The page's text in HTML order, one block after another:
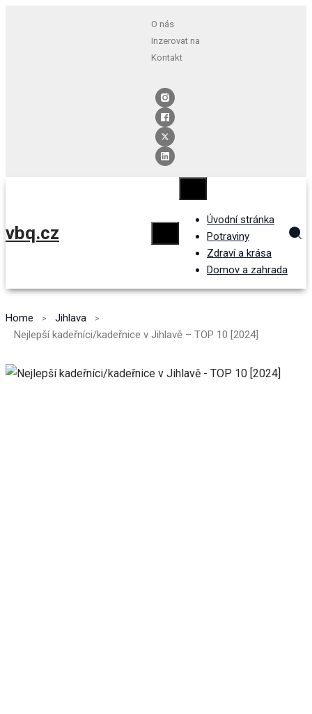
O nás
Inzerovat na
Kontakt
vbq.cz
Úvodní stránka
Potraviny
Zdraví a krása
Domov a zahrada
Home
Jihlava
Nejlepší kadeřníci/kadeřnice v Jihlavě – TOP 10 [2024]